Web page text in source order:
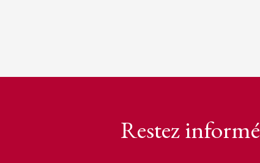
Restez informé